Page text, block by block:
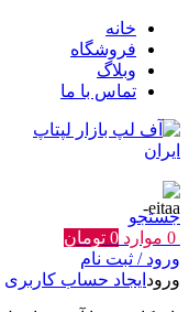
خانه
فروشگاه
وبلاگ
تماس با ما
جستجو
0 موارد 0 تومان
ورود / ثبت نام
ورود ایجاد حساب کاربری